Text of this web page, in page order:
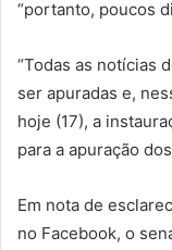
“portanto, poucos
“Todas as notícias
ser apuradas e,
hoje (17), a
para a apuração
Em nota de
no Facebook, o